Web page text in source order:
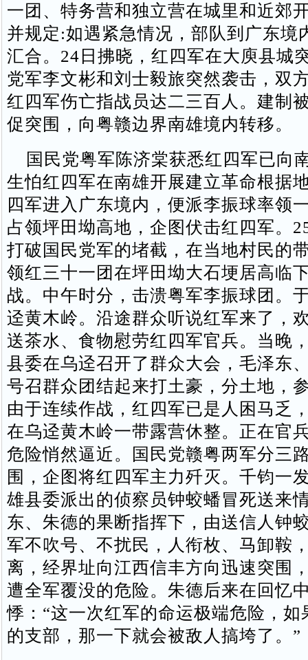
一团、特务营和独立营在城里和近郊
并规定:如遇紧急情况，部队到广东境
汇合。24日拂晓，红四军在大庾县城
党军李文彬和刘士毅旅突然袭击，双
红四军伤亡指战员达二三百人。建制
促突围，向粤赣边界南雄境内转移。
国民党粤军陈济棠获悉红四军已向
生怕红四军在南雄开展建立革命根据
四军进入广东境内，便派李振球率领
占领坪田坳高地，企图伏击红四军。
打破国民党军的堵截，在当地村民的
领红三十一团在坪田坳大石埂居高临
战。中午时分，击溃粤军李振球团。
迳黄木岭。沿途群众听说红军来了，
送茶水、食物慰劳红四军官兵。当晚
县委在乌迳召开了群众大会，毛泽东
号召群众团结起来打土豪，分土地，
由于连续作战，红四军已是人困马乏
在乌迳黄木岭一带露营休整。正在官
危险悄然逼近。国民党赣粤两军分三
围，企图将红四军主力歼灭。千钧一
雄县委派出的侦察员钟蛟蟠冒死送来
东、朱德的果断指挥下，由送信人钟
军不吹号、不扰民，人衔枚、马卸鞍
离，经界址向江西信丰方向迅速突围
遭全军覆没的危险。朱德后来在回忆
悸：“这一次红军的命运极端危险，如
的支部，那一下就会被敌人搞垮了。”